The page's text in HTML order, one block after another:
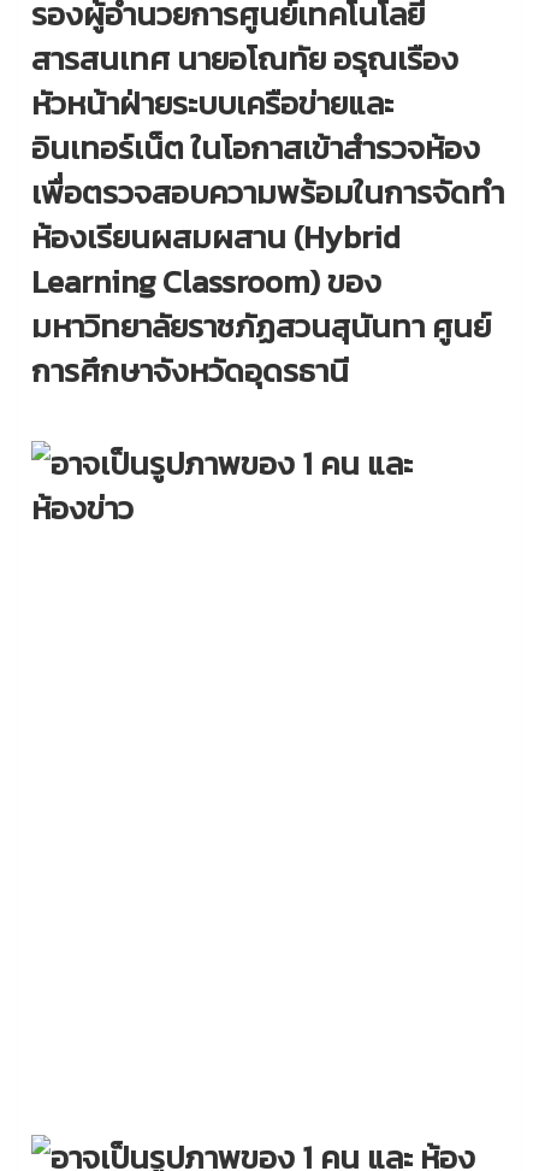
รองผู้อำนวยการศูนย์เทคโนโลยี
สารสนเทศ นายอโณทัย อรุณเรือง
หัวหน้าฝ่ายระบบเครือข่ายและ
อินเทอร์เน็ต ในโอกาสเข้าสำรวจห้อง
เพื่อตรวจสอบความพร้อมในการจัดทำ
ห้องเรียนผสมผสาน (Hybrid
Learning Classroom) ของ
มหาวิทยาลัยราชภัฏสวนสุนันทา ศูนย์
การศึกษาจังหวัดอุดรธานี